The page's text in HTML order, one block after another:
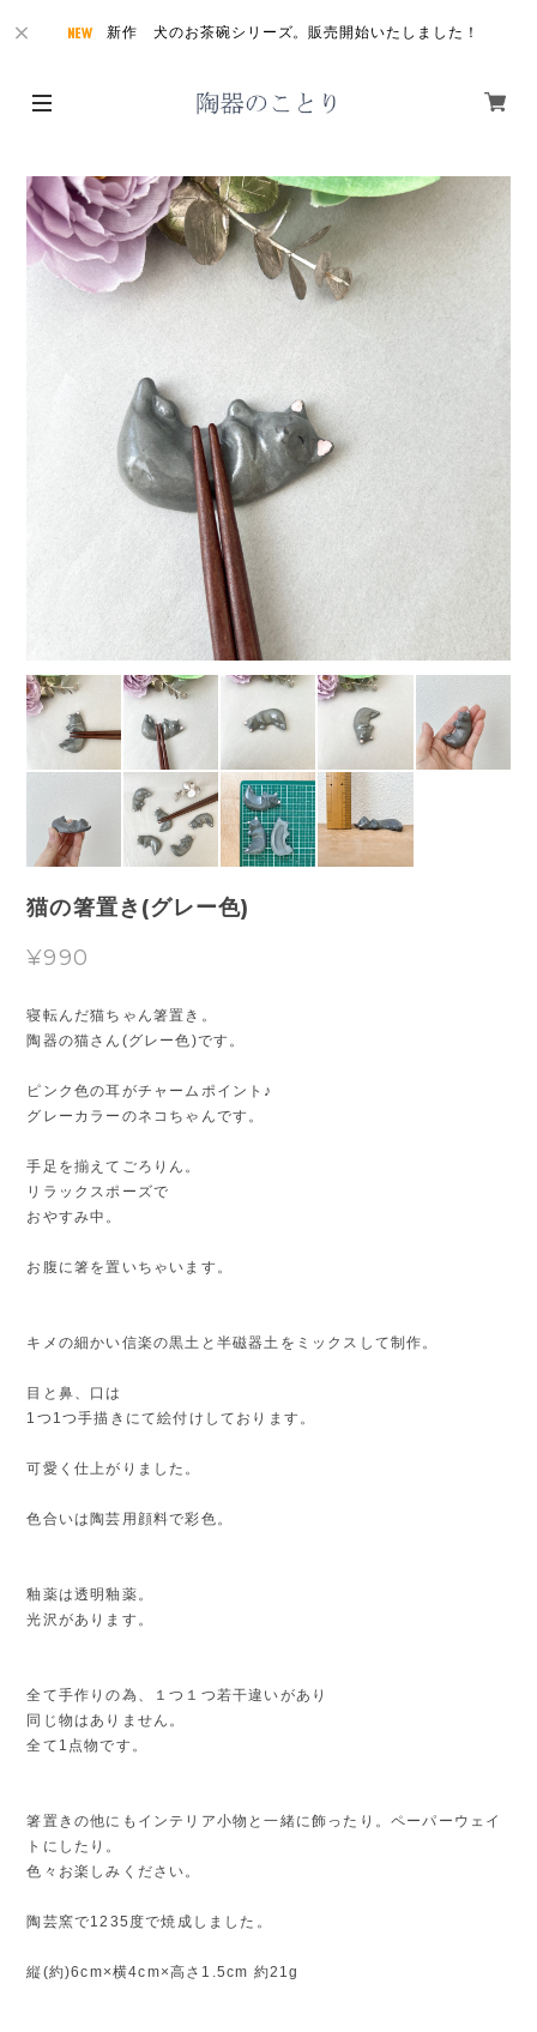
新作 犬のお茶碗シリーズ。販売開始いたしました！
猫の箸置き(グレー色)
¥990
寝転んだ猫ちゃん箸置き。
陶器の猫さん(グレー色)です。
ピンク色の耳がチャームポイント♪
グレーカラーのネコちゃんです。
手足を揃えてごろりん。
リラックスポーズで
おやすみ中。
お腹に箸を置いちゃいます。
キメの細かい信楽の黒土と半磁器土をミックスして制作。
目と鼻、口は
1つ1つ手描きにて絵付けしております。
可愛く仕上がりました。
色合いは陶芸用顔料で彩色。
釉薬は透明釉薬。
光沢があります。
全て手作りの為、１つ１つ若干違いがあり
同じ物はありません。
全て1点物です。
箸置きの他にもインテリア小物と一緒に飾ったり。ペーパーウェイ
トにしたり。
色々お楽しみください。
陶芸窯で1235度で焼成しました。
縦(約)6cm×横4cm×高さ1.5cm 約21g